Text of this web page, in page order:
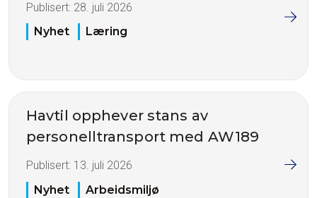
Publisert: 28. juli 2026
Nyhet
Læring
Havtil opphever stans av
personelltransport med AW189
Publisert: 13. juli 2026
Nyhet
Arbeidsmiljø